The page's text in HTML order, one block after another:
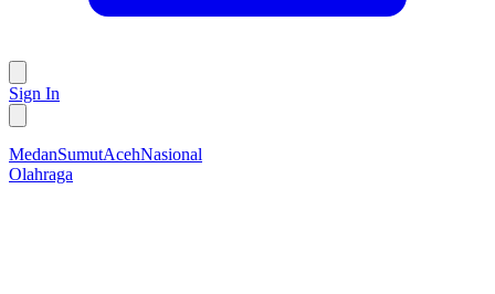
Sign In
MedanSumutAcehNasional
Olahraga